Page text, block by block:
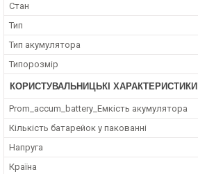
Стан
Тип
Тип акумулятора
Типорозмір
КОРИСТУВАЛЬНИЦЬКІ ХАРАКТЕРИСТИКИ
Prom_accum_battery_Емкість акумулятора
Кількість батарейок у пакованні
Напруга
Країна